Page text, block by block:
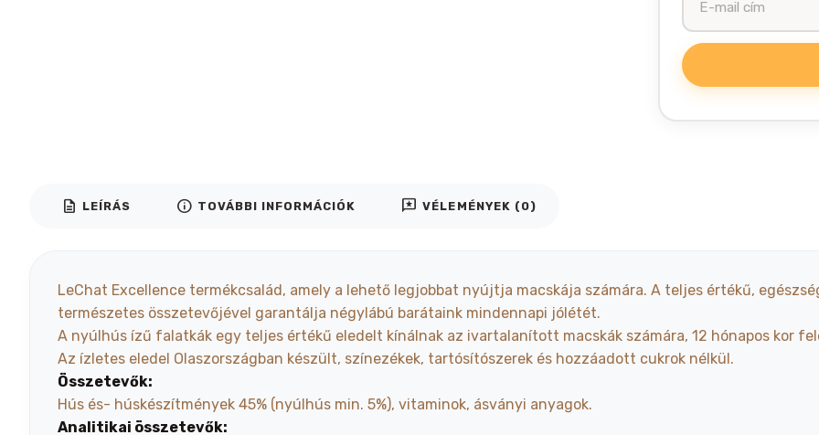
description LEÍRÁS info TOVÁBBI INFORMÁCIÓK reviews VÉLEMÉNYEK (0)
LeChat Excellence termékcsalád, amely a lehető legjobbat nyújtja macskája számára. A teljes értékű,
természetes összetevőjével garantálja négylábú barátaink mindennapi jólétét.
A nyúlhús ízű falatkák egy teljes értékű eledelt kínálnak az ivartalanított macskák számára, 12 hónapos kor
Az ízletes eledel Olaszországban készült, színezékek, tartósítószerek és hozzáadott cukrok nélkül.
Összetevők:
Hús és- húskészítmények 45% (nyúlhús min. 5%), vitaminok, ásványi anyagok.
Analitikai összetevők: